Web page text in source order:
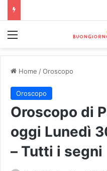
Home /Oroscopo
Oroscopo
Oroscopo di
oggi Lunedì
– Tutti i segni